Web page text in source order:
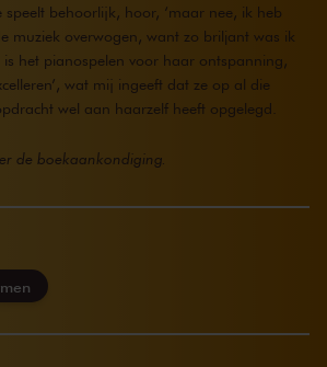
behoorlijk, hoor, ‘maar nee, ik heb
muziek overwogen, want zo briljant was ik
is het pianospelen voor haar ontspanning,
wat mij ingeeft dat ze op al die
wel aan haarzelf heeft opgelegd.
de boekaankondiging.